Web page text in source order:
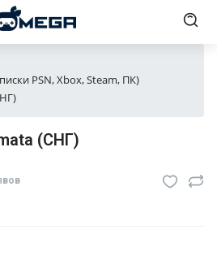
PSN, Xbox, Steam, ПК)
(СНГ)